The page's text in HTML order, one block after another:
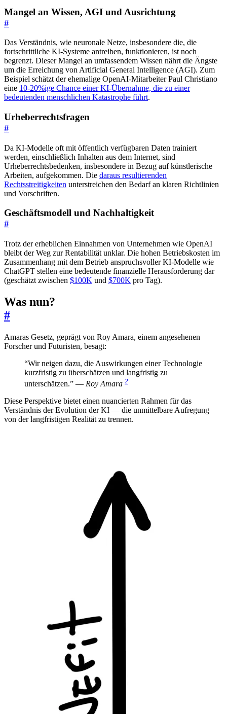
Mangel an Wissen, AGI und Ausrichtung
#
Das Verständnis, wie neuronale Netze, insbesondere die, die
fortschrittliche KI-Systeme antreiben, funktionieren, ist noch
begrenzt. Dieser Mangel an umfassendem Wissen nährt die Ängste
um die Erreichung von Artificial General Intelligence (AGI). Zum
Beispiel schätzt der ehemalige OpenAI-Mitarbeiter Paul Christiano
eine 10-20%ige Chance einer KI-Übernahme, die zu einer
bedeutenden menschlichen Katastrophe führt.
Urheberrechtsfragen
#
Da KI-Modelle oft mit öffentlich verfügbaren Daten trainiert
werden, einschließlich Inhalten aus dem Internet, sind
Urheberrechtsbedenken, insbesondere in Bezug auf künstlerische
Arbeiten, aufgekommen. Die daraus resultierenden
Rechtsstreitigkeiten unterstreichen den Bedarf an klaren Richtlinien
und Vorschriften.
Geschäftsmodell und Nachhaltigkeit
#
Trotz der erheblichen Einnahmen von Unternehmen wie OpenAI
bleibt der Weg zur Rentabilität unklar. Die hohen Betriebskosten im
Zusammenhang mit dem Betrieb anspruchsvoller KI-Modelle wie
ChatGPT stellen eine bedeutende finanzielle Herausforderung dar
(geschätzt zwischen $100K und $700K pro Tag).
Was nun?
#
Amaras Gesetz, geprägt von Roy Amara, einem angesehenen
Forscher und Futuristen, besagt:
“Wir neigen dazu, die Auswirkungen einer Technologie
kurzfristig zu überschätzen und langfristig zu
unterschätzen.” — Roy Amara 2
Diese Perspektive bietet einen nuancierten Rahmen für das
Verständnis der Evolution der KI — die unmittelbare Aufregung
von der langfristigen Realität zu trennen.